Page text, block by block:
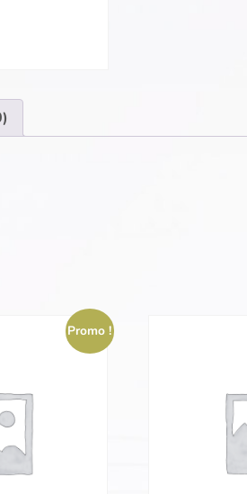
Promo !